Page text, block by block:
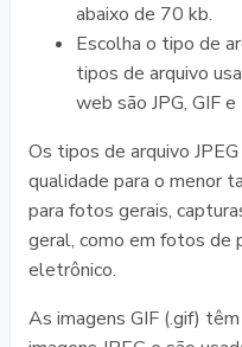
abaixo de 70 kb.
Escolha o tipo de
tipos de arquivo
web são JPG, GIF e
Os tipos de arquivo
qualidade para o menor
para fotos gerais,
geral, como em fotos de
eletrônico.
As imagens GIF (.gif)